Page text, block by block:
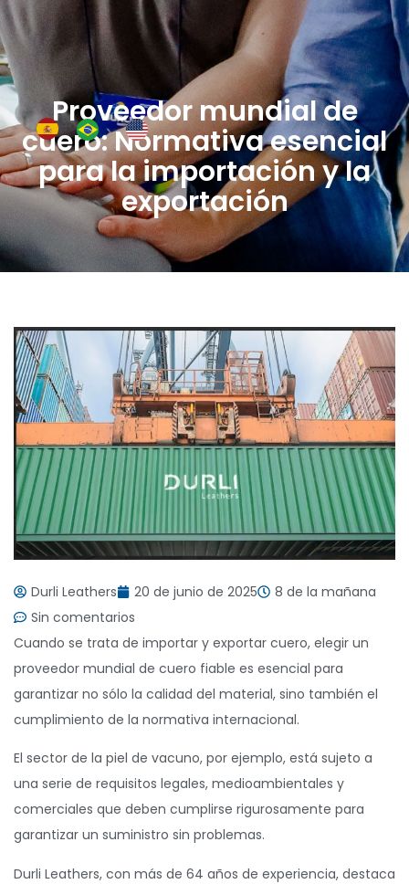
Proveedor mundial de
cuero: Normativa esencial
para la importación y la
exportación
Durli Leathers 20 de junio de 2025
8 de la mañana
Sin comentarios
Cuando se trata de importar y exportar cuero, elegir un
proveedor mundial de cuero fiable es esencial para
garantizar no sólo la calidad del material, sino también el
cumplimiento de la normativa internacional.
El sector de la piel de vacuno, por ejemplo, está sujeto a
una serie de requisitos legales, medioambientales y
comerciales que deben cumplirse rigurosamente para
garantizar un suministro sin problemas.
Durli Leathers, con más de 64 años de experiencia, destaca